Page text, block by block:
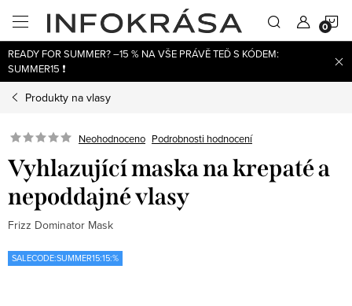
obsah
READY FOR SUMMER? –15 % NA VŠE PRÁVĚ TEĎ S KÓDEM:
SUMMER15 ❗
Produkty na vlasy
Neohodnoceno Podrobnosti hodnocení
Vyhlazující maska na krepaté a
nepoddajné vlasy
Frizz Dominator Mask
SALECODE:SUMMER15:15:%